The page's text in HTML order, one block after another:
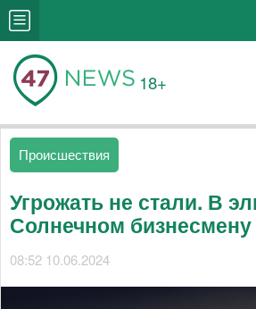
18+
Происшествия
Угрожать не стали. В
Солнечном
08:52 10.06.2024